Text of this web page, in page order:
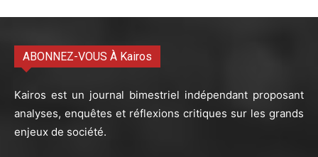
ABONNEZ-VOUS À Kairos
Kairos est un journal bimestriel indépendant proposant
analyses, enquêtes et réflexions critiques sur les grands
enjeux de société.